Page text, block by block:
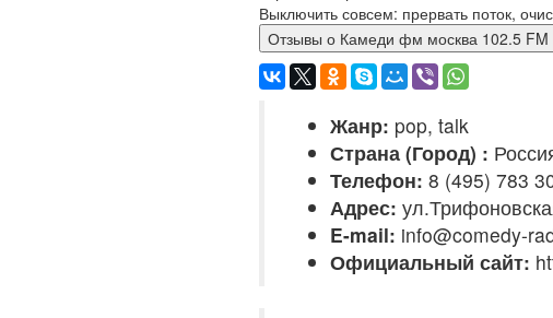
Выключить совсем: прервать поток,
Отзывы о Камеди фм москва 102.5 FM
Жанр: pop, talk
Страна (Город) :
Телефон: 8 (495) 783
Адрес:
E-mail: info@comedy-
Официальный сайт: